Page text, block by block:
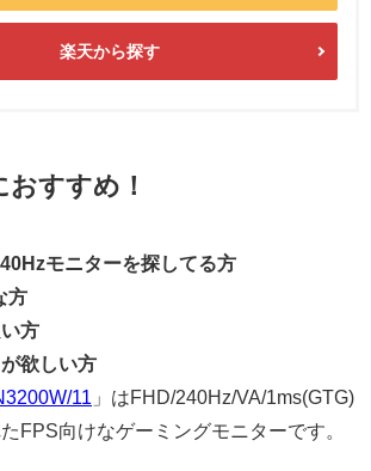
楽天から探す
すすめ！
モニターを探してる方
方
方
欲しい方
11 」はFHD/240Hz/VA/1ms(GTG)
FPS向けなゲーミングモニターです。